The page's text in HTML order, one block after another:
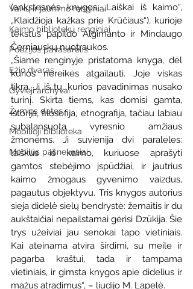
Vaikų ir jaunimo renginiai
Kaimo bibliotekų renginiai
Poezijos pavasarėlis
Ežio dvaras
Gyvieji archyvai
Žymios datos
Mobilioji biblioteka
Mobilūs pašnekesiai
(ankstesnės knygos „Laiškai iš kaimo“,
„Klaidžioja kažkas prie Krūčiaus“), kurioje
tekstus papildo Algimanto ir Mindaugo
Černiauskų nuotraukos.
„Šiame renginyje pristatoma knyga, dėl
kurios nereikės atgailauti. Joje viskas
tikra. Ji iš tų, kurios pavadinimas nusako
turinį. Skirta tiems, kas domisi gamta,
istorija, filosofija, etnografija, tačiau labiau
subalansuota vyresnio amžiaus
žmonėms. Ji suvienija dvi paraleles:
laiškus iš kaimo, kuriuose aprašyti
gamtos stebėjimo įspūdžiai, ir jautrius
kaimo žmogaus gyvenimo vaizdus,
pagautus objektyvu. Tris knygos autorius
sieja didelė sielų bendrystė: žemaitis ir du
aukštaičiai nepailstamai gėrisi Dzūkija. Šie
trys užeiviai jau senokai tapo vietiniais.
Kai ateinama atvira širdimi, su meile ir
pagarba kraštui, tada ir tampama
vietiniais, ir gimsta knygos apie didelius ir
mažus atradimus“, – liudijo M. Lapelė.